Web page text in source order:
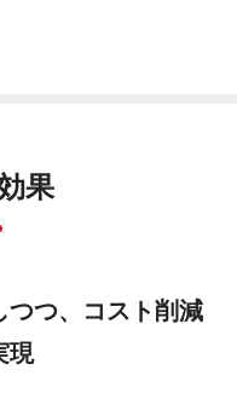
果
つつ、コスト削減
現